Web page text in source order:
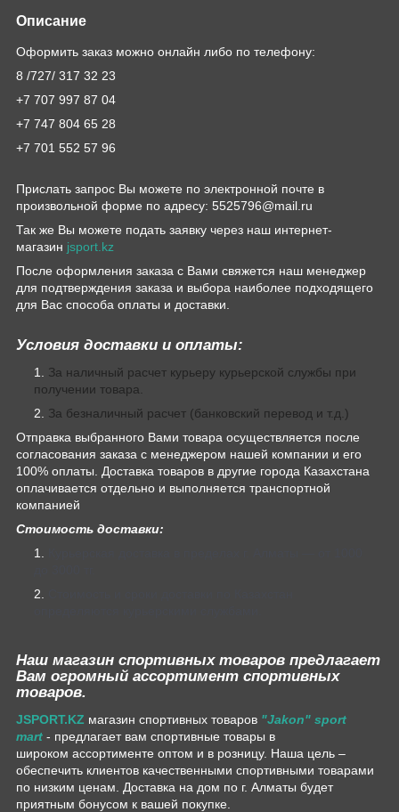
Описание
Оформить заказ можно онлайн либо по телефону:
8 /727/ 317 32 23
+7 707 997 87 04
+7 747 804 65 28
+7 701 552 57 96
Прислать запрос Вы можете по электронной почте в
произвольной форме по адресу: 5525796@mail.ru
Так же Вы можете подать заявку через наш интернет-
магазин jsport.kz
После оформления заказа с Вами свяжется наш менеджер
для подтверждения заказа и выбора наиболее подходящего
для Вас способа оплаты и доставки.
Условия доставки и оплаты:
За наличный расчет курьеру курьерской службы при
получении товара.
За безналичный расчет (банковский перевод и т.д.)
Отправка выбранного Вами товара осуществляется после
согласования заказа с менеджером нашей компании и его
100% оплаты. Доставка товаров в другие города Казахстана
оплачивается отдельно и выполняется транспортной
компанией
Стоимость доставки:
Наш магазин спортивных товаров предлагает
Вам огромный ассортимент спортивных
товаров.
JSPORT.KZ магазин спортивных товаров "Jakon" sport
mart - предлагает вам спортивные товары в
широком ассортименте оптом и в розницу. Наша цель –
обеспечить клиентов качественными спортивными товарами
по низким ценам. Доставка на дом по г. Алматы будет
приятным бонусом к вашей покупке.